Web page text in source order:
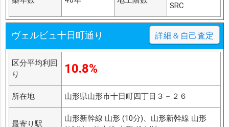
SRC
ヴェルビュ十日町通り 詳細＆自己査定
区分平均利回
り
10.8%
所在地 山形県山形市十日町四丁目３－２６
最寄り駅
山形新幹線 山形 (10分)、山形新幹線 山形